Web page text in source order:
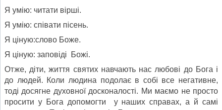
Я умію: читати вірші.
Я умію: співати пісень.
Я ціную:слово Боже.
Я ціную: заповіді Божі.
Отже, діти, життя святих навчають нас любові до Бога і
до людей. Коли людина подолає в собі все негативне,
тоді досягне духовної досконалості. Ми маємо не просто
просити у Бога допомогти у наших справах, а й самі